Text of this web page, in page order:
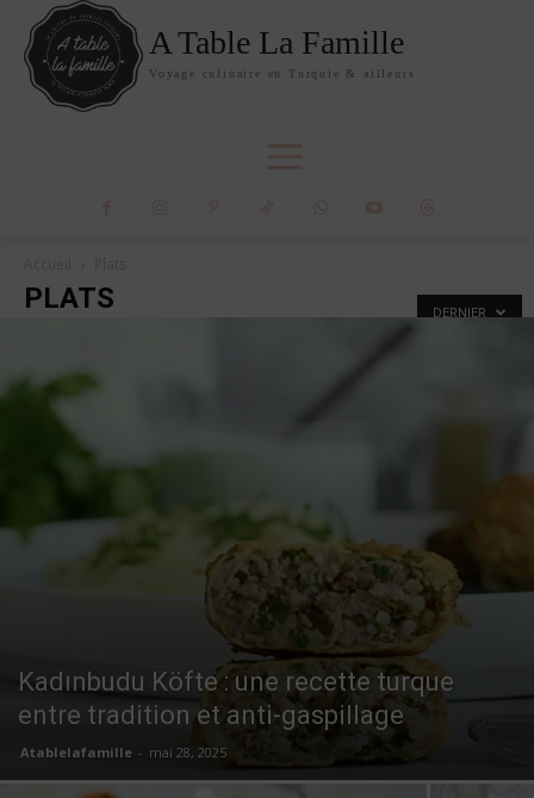
A Table La Famille
Voyage culinaire en Turquie & ailleurs
PLATS DERNIER
Kadınbudu Köfte : une recette turque
entre tradition et anti-gaspillage
Atablelafamille - mai 28, 2025